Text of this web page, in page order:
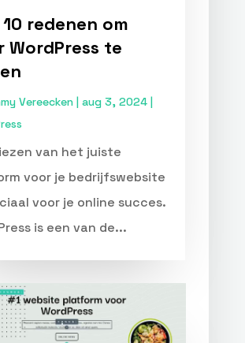
redenen om
WordPress te
Vereecken| aug 3, 2024|
van het juiste
voor je bedrijfswebsite
voor je online succes.
is een van de...